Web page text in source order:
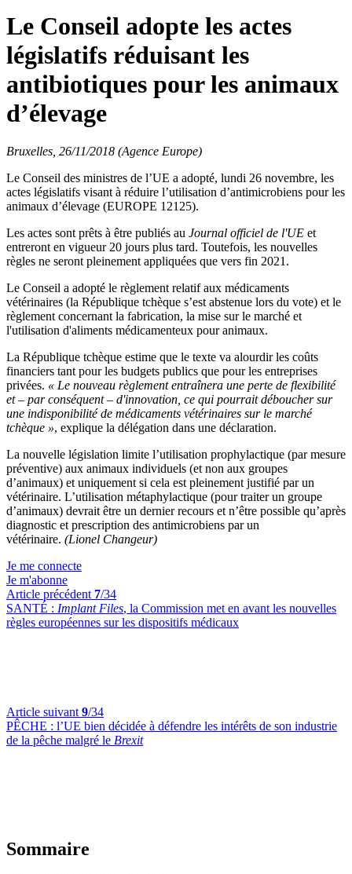
Le Conseil adopte les actes
législatifs réduisant les
antibiotiques pour les animaux
d’élevage
Bruxelles, 26/11/2018 (Agence Europe)
Le Conseil des ministres de l’UE a adopté, lundi 26 novembre, les
actes législatifs visant à réduire l’utilisation d’antimicrobiens pour les
animaux d’élevage (EUROPE 12125).
Les actes sont prêts à être publiés au Journal officiel de l'UE et
entreront en vigueur 20 jours plus tard. Toutefois, les nouvelles
règles ne seront pleinement appliquées que vers fin 2021.
Le Conseil a adopté le règlement relatif aux médicaments
vétérinaires (la République tchèque s’est abstenue lors du vote) et le
règlement concernant la fabrication, la mise sur le marché et
l'utilisation d'aliments médicamenteux pour animaux.
La République tchèque estime que le texte va alourdir les coûts
financiers tant pour les budgets publics que pour les entreprises
privées. « Le nouveau règlement entraînera une perte de flexibilité
et – par conséquent – d'innovation, ce qui pourrait déboucher sur
une indisponibilité de médicaments vétérinaires sur le marché
tchèque », explique la délégation dans une déclaration.
La nouvelle législation limite l’utilisation prophylactique (par mesure
préventive) aux animaux individuels (et non aux groupes
d’animaux) et uniquement si cela est pleinement justifié par un
vétérinaire. L’utilisation métaphylactique (pour traiter un groupe
d’animaux) devrait être un dernier recours et n’être possible qu’après
diagnostic et prescription des antimicrobiens par un
vétérinaire. (Lionel Changeur)
Je me connecte
Je m'abonne
Article précédent 7/34
SANTÉ : Implant Files, la Commission met en avant les nouvelles
règles européennes sur les dispositifs médicaux
Article suivant 9/34
PÊCHE : l’UE bien décidée à défendre les intérêts de son industrie
de la pêche malgré le Brexit
Sommaire